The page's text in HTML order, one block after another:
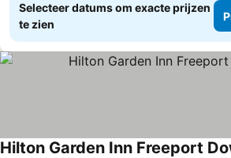
Selecteer datums om exacte prijzen
te zien
Hilton Garden Inn Freeport